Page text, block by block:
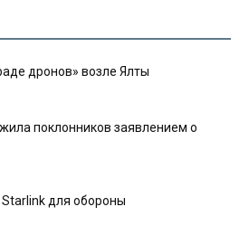
дронов» возле Ялты
поклонников заявлением о
Starlink для обороны